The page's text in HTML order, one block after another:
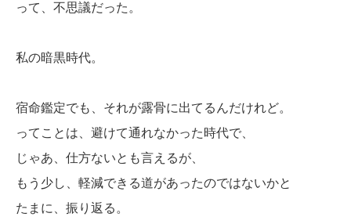
って、不思議だった。
私の暗黒時代。
宿命鑑定でも、それが露骨に出てるんだけれど。
ってことは、避けて通れなかった時代で、
じゃあ、仕方ないとも言えるが、
もう少し、軽減できる道があったのではないかと
たまに、振り返る。